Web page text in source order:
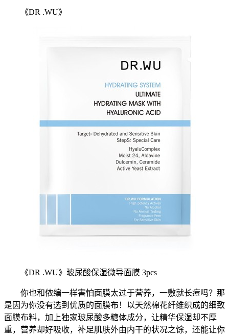
《DR .WU》
《DR .WU》玻尿酸保湿微导面膜 3pcs
你也和侬编一样害怕面膜太过于营养，一敷就长痘吗？那
是因为你没有选到优质的面膜布！以天然棉花纤维织成的细致
面膜布料，加上独家玻尿酸多糖体成分，让精华保湿却不厚
重，营养却好吸收，补足肌肤外由内干的状况之馀，还能让你